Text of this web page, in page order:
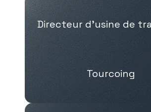
Directeur d’usine de
Tourcoing